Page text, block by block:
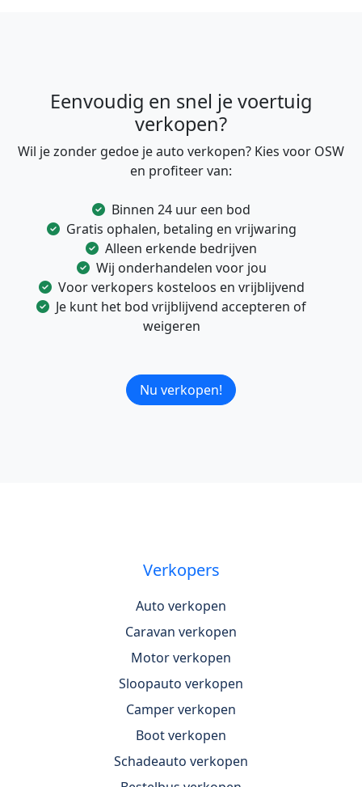
Eenvoudig en snel je voertuig
verkopen?
Wil je zonder gedoe je auto verkopen? Kies voor OSW
en profiteer van:
Binnen 24 uur een bod
Gratis ophalen, betaling en vrijwaring
Alleen erkende bedrijven
Wij onderhandelen voor jou
Voor verkopers kosteloos en vrijblijvend
Je kunt het bod vrijblijvend accepteren of
weigeren
Nu verkopen!
Verkopers
Auto verkopen
Caravan verkopen
Motor verkopen
Sloopauto verkopen
Camper verkopen
Boot verkopen
Schadeauto verkopen